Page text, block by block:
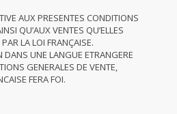
AUX PRESENTES CONDITIONS
QU’AUX VENTES QU’ELLES
LA LOI FRANÇAISE.
DANS UNE LANGUE ETRANGERE
GENERALES DE VENTE,
FERA FOI.